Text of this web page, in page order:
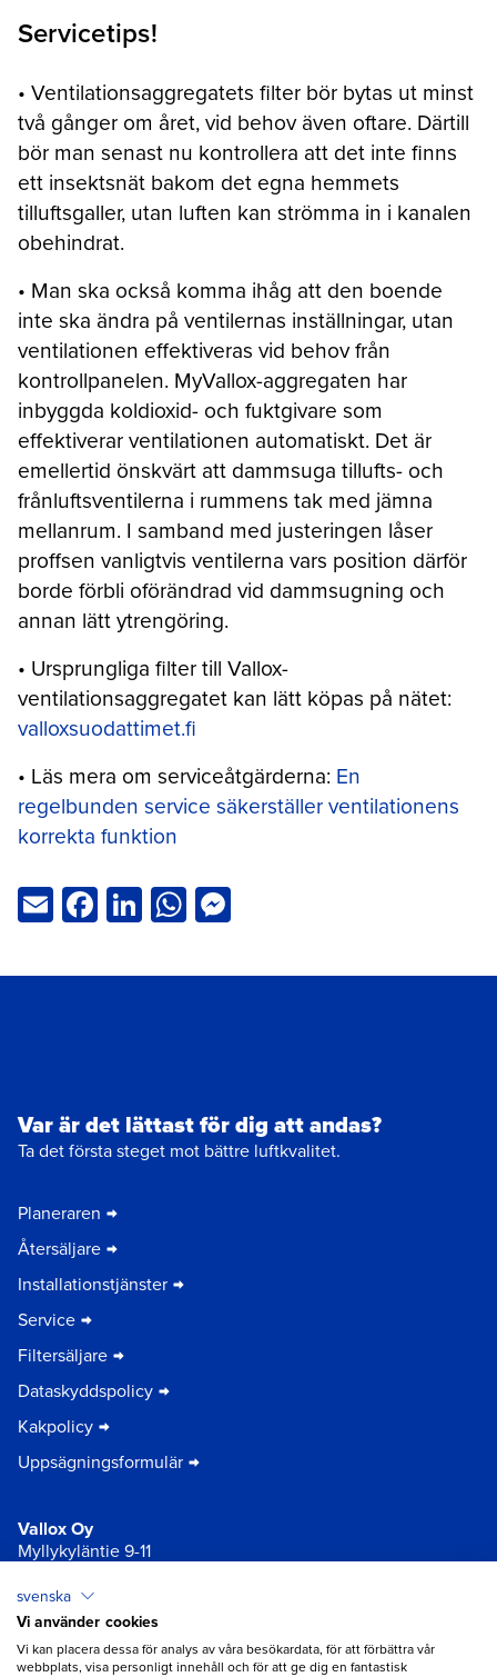
Servicetips!
• Ventilationsaggregatets filter bör bytas ut minst
två gånger om året, vid behov även oftare. Därtill
bör man senast nu kontrollera att det inte finns
ett insektsnät bakom det egna hemmets
tilluftsgaller, utan luften kan strömma in i kanalen
obehindrat.
• Man ska också komma ihåg att den boende
inte ska ändra på ventilernas inställningar, utan
ventilationen effektiveras vid behov från
kontrollpanelen. MyVallox-aggregaten har
inbyggda koldioxid- och fuktgivare som
effektiverar ventilationen automatiskt. Det är
emellertid önskvärt att dammsuga tillufts- och
frånluftsventilerna i rummens tak med jämna
mellanrum. I samband med justeringen låser
proffsen vanligtvis ventilerna vars position därför
borde förbli oförändrad vid dammsugning och
annan lätt ytrengöring.
• Ursprungliga filter till Vallox-
ventilationsaggregatet kan lätt köpas på nätet:
valloxsuodattimet.fi
• Läs mera om serviceåtgärderna: En
regelbunden service säkerställer ventilationens
korrekta funktion
EmailFacebook
LinkedIn
WhatsApp
Var är det lättast för dig att andas?
Ta det första steget mot bättre luftkvalitet.
Planeraren
Återsäljare
Installationstjänster
Service
Filtersäljare
Dataskyddspolicy
Kakpolicy
Uppsägningsformulär
Vallox Oy
Myllykyläntie 9-11
Chat
svenska
Vi använder cookies
Vi kan placera dessa för analys av våra besökardata, för att förbättra vår
webbplats, visa personligt innehåll och för att ge dig en fantastisk